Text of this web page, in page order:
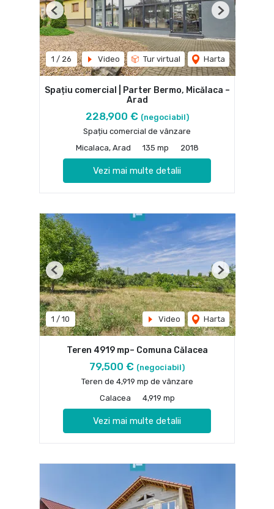
1 / 26 Video Tur virtual Harta
Previous Next
Spațiu comercial | Parter Bermo, Micălaca –
Arad
228,900 € (negociabil)
Spațiu comercial de vânzare
Micalaca, Arad
135 mp 2018
Vezi mai multe detalii
1 / 10 Video Harta
Previous Next
Teren 4919 mp– Comuna Călacea
79,500 € (negociabil)
Teren de 4,919 mp de vânzare
Calacea
4,919 mp
Vezi mai multe detalii